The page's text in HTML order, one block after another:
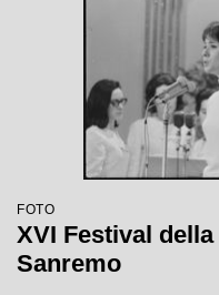
FOTO
XVI Festival
Sanremo